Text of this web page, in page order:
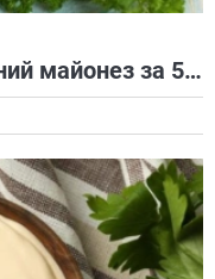
Простой и вкусный домашний майонез за 5 минут